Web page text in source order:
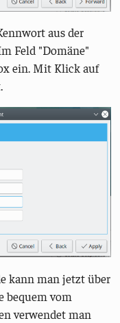
aus der
Feld "Domäne"
ein. Mit Klick auf
kann man jetzt über
bequem vom
verwendet man